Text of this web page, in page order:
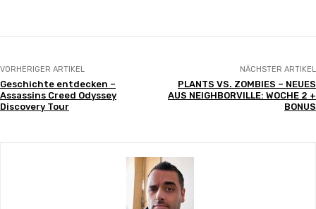
VORHERIGER ARTIKEL
Geschichte entdecken –
Assassins Creed Odyssey
Discovery Tour
NÄCHSTER ARTIKEL
PLANTS VS. ZOMBIES – NEUES
AUS NEIGHBORVILLE: WOCHE 2 +
BONUS